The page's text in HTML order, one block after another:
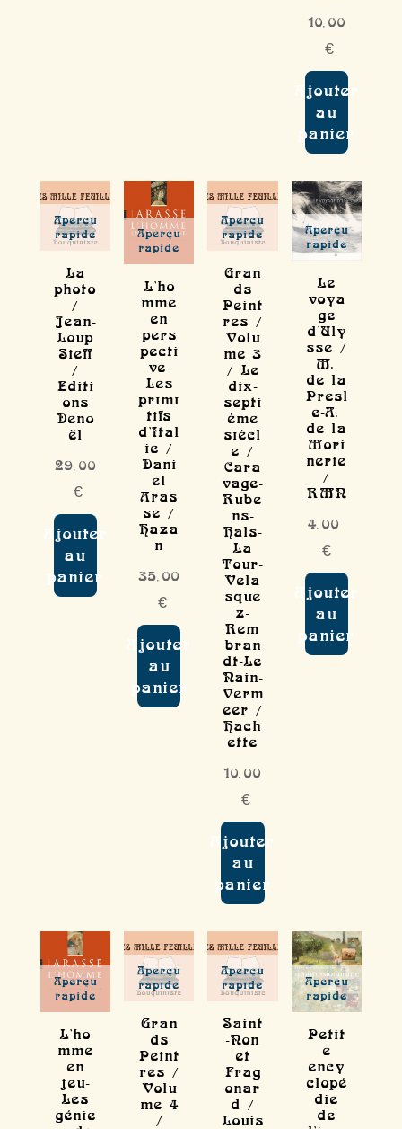
10,00
€
Ajouter
au
panier
Aperçu
rapide
La
photo
/
Jean-
Loup
Sieff
/
Editi
ons
Deno
ël
29,00
€
Ajouter
au
panier
Aperçu
rapide
L'ho
mme
en
pers
pecti
ve-
Les
primi
tifs
d'Ital
ie /
Dani
el
Aras
se /
Haza
n
35,00
€
Ajouter
au
panier
Aperçu
rapide
Gran
ds
Peint
res /
Volu
me 3
/ Le
dix-
septi
ème
siècl
e /
Cara
vage-
Rube
ns-
Hals-
La
Tour-
Vela
sque
z-
Rem
bran
dt-Le
Nain-
Verm
eer /
Hach
ette
10,00
€
Ajouter
au
panier
Aperçu
rapide
Le
voya
ge
d'Uly
sse /
M.
de la
Presl
e-A.
de la
Mori
nerie
/
RMN
4,00
€
Ajouter
au
panier
Aperçu
rapide
L'ho
mme
en
jeu-
Les
génie
Aperçu
rapide
Gran
ds
Peint
res /
Volu
me 4
/
Aperçu
rapide
Saint
-Non
et
Frag
onar
d /
Louis
Aperçu
rapide
Petit
e
ency
clopé
die
de